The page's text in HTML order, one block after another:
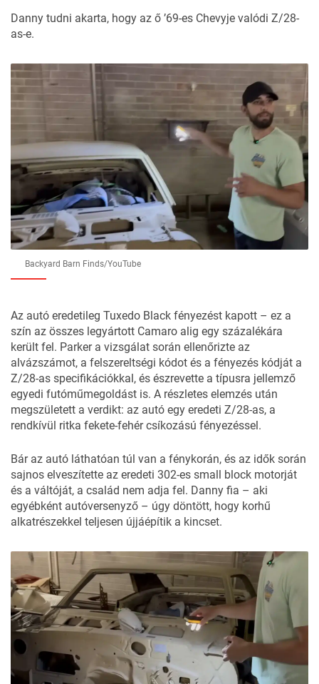
Danny tudni akarta, hogy az ő ’69-es Chevyje valódi Z/28-
as-e.
Backyard Barn Finds/YouTube
Az autó eredetileg Tuxedo Black fényezést kapott – ez a
szín az összes legyártott Camaro alig egy százalékára
került fel. Parker a vizsgálat során ellenőrizte az
alvázszámot, a felszereltségi kódot és a fényezés kódját a
Z/28-as specifikációkkal, és észrevette a típusra jellemző
egyedi futóműmegoldást is. A részletes elemzés után
megszületett a verdikt: az autó egy eredeti Z/28-as, a
rendkívül ritka fekete-fehér csíkozású fényezéssel.
Bár az autó láthatóan túl van a fénykorán, és az idők során
sajnos elveszítette az eredeti 302-es small block motorját
és a váltóját, a család nem adja fel. Danny fia – aki
egyébként autóversenyző – úgy döntött, hogy korhű
alkatrészekkel teljesen újjáépítik a kincset.